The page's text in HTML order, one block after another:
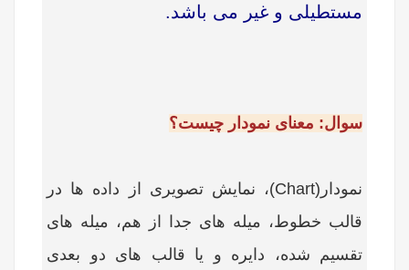
مستطیلی و غیر می باشد.
سوال: معنای نمودار چیست؟
نمودار(Chart)، نمایش تصویری از داده ها در
قالب خطوط، میله های جدا از هم، میله های
تقسیم شده، دایره و یا قالب های دو بعدی